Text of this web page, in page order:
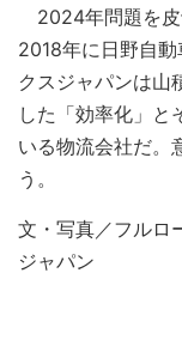
2024年問題を皮
2018年に日野自
クスジャパンは山
した「効率化」と
いる物流会社だ。
う。
文・写真／フルロ
ジャパン